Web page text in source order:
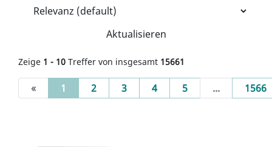
Aktualisieren
Zeige 1 - 10 Treffer von insgesamt 15661
« 1 (current)
2 3 4 5 ... 1566